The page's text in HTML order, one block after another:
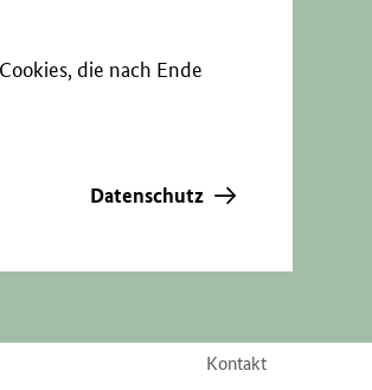
die nach Ende
Datenschutz
Kontakt